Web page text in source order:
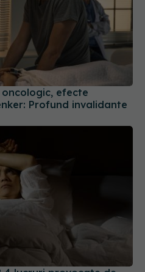
Profund invalidante
4 lucruri provocate de
dezvolta anxietate